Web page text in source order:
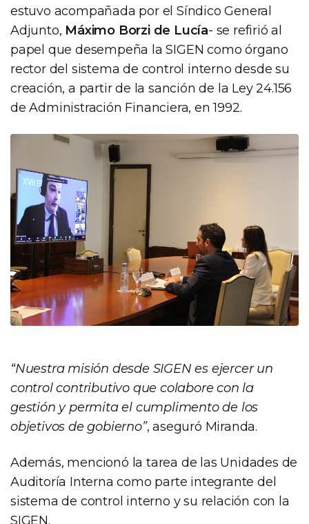
estuvo acompañada por el Síndico General
Adjunto, Máximo Borzi de Lucía- se refirió al
papel que desempeña la SIGEN como órgano
rector del sistema de control interno desde su
creación, a partir de la sanción de la Ley 24.156
de Administración Financiera, en 1992.
“Nuestra misión desde SIGEN es ejercer un
control contributivo que colabore con la
gestión y permita el cumplimento de los
objetivos de gobierno”, aseguró Miranda.
Además, mencionó la tarea de las Unidades de
Auditoría Interna como parte integrante del
sistema de control interno y su relación con la
SIGEN.